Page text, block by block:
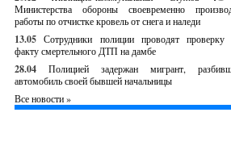
Министерства обороны своевременно
работы по отчистке кровель от снега и наледи
13.05 Сотрудники полиции проводят проверку
факту смертельного ДТП на дамбе
28.04
Полицией задержан мигрант,
автомобиль своей бывшей начальницы
Все новости »